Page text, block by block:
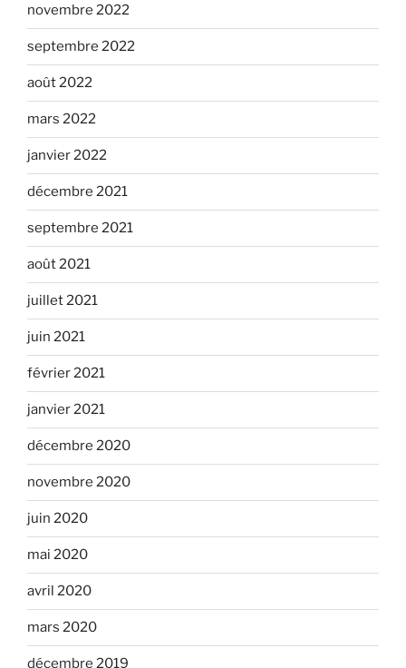
novembre 2022
septembre 2022
août 2022
mars 2022
janvier 2022
décembre 2021
septembre 2021
août 2021
juillet 2021
juin 2021
février 2021
janvier 2021
décembre 2020
novembre 2020
juin 2020
mai 2020
avril 2020
mars 2020
décembre 2019